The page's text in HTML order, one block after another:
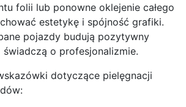
folii lub ponowne oklejenie całego
estetykę i spójność grafiki.
pojazdy budują pozytywny
o profesjonalizmie.
dotyczące pielęgnacji